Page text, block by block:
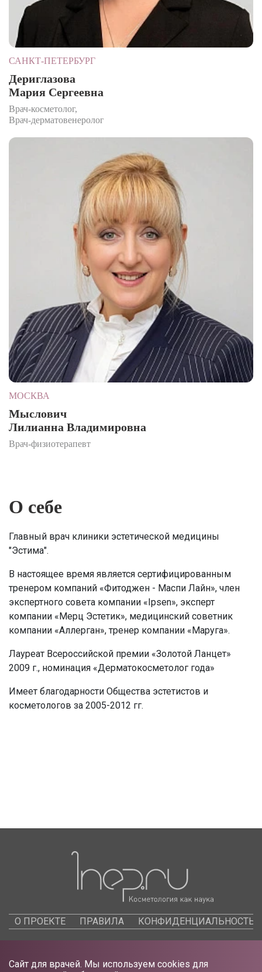
Сайт для врачей. Мы используем cookies для
САНКТ-ПЕТЕРБУРГ
Дериглазова
Мария Сергеевна
Врач-косметолог,
Врач-дерматовенеролог
МОСКВА
Мыслович
Лилианна Владимировна
Врач-физиотерапевт
О себе
Главный врач клиники эстетической медицины
"Эстима".
В настоящее время является сертифицированным
тренером компаний «Фитоджен - Маспи Лайн», член
экспертного совета компании «Ipsen», эксперт
компании «Мерц Эстетик», медицинский советник
компании «Аллерган», тренер компании «Маруга».
Лауреат Всероссийской премии «Золотой Ланцет»
2009 г., номинация «Дерматокосметолог года»
Имеет благодарности Общества эстетистов и
косметологов за 2005-2012 гг.
О ПРОЕКТЕ ПРАВИЛА КОНФИДЕНЦИАЛЬНОСТЬ